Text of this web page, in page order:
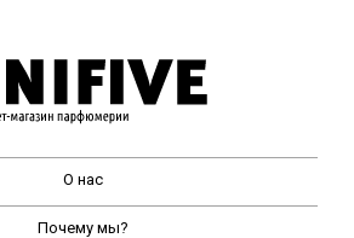
О нас
Почему мы?